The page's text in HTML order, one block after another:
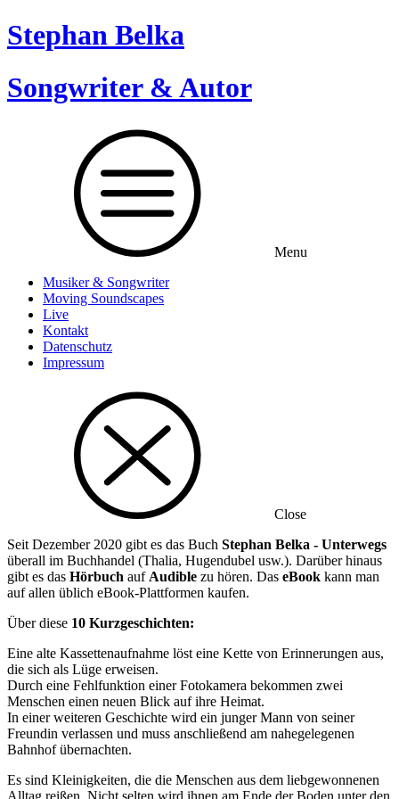
Stephan Belka
Songwriter & Autor
Menu
Musiker & Songwriter
Moving Soundscapes
Live
Kontakt
Datenschutz
Impressum
Close
Seit Dezember 2020 gibt es das Buch Stephan Belka - Unterwegs
überall im Buchhandel (Thalia, Hugendubel usw.). Darüber hinaus
gibt es das Hörbuch auf Audible zu hören. Das eBook kann man
auf allen üblich eBook-Plattformen kaufen.
Über diese 10 Kurzgeschichten:
Eine alte Kassettenaufnahme löst eine Kette von Erinnerungen aus,
die sich als Lüge erweisen.
Durch eine Fehlfunktion einer Fotokamera bekommen zwei
Menschen einen neuen Blick auf ihre Heimat.
In einer weiteren Geschichte wird ein junger Mann von seiner
Freundin verlassen und muss anschließend am nahegelegenen
Bahnhof übernachten.
Es sind Kleinigkeiten, die die Menschen aus dem liebgewonnenen